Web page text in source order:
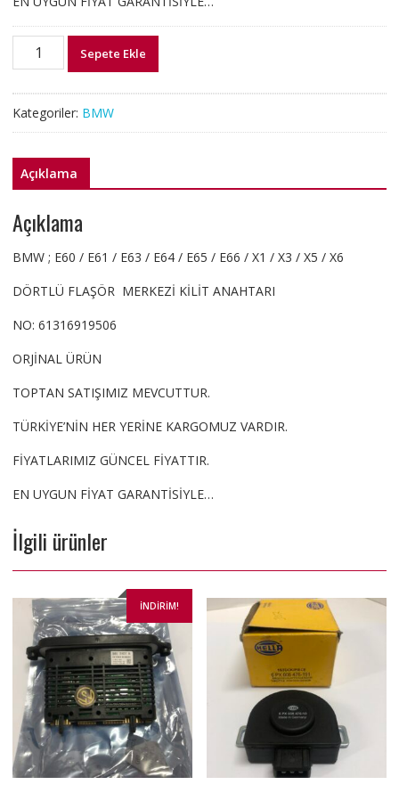
61316919506
E65
FLAŞÖR
MERKEZİ
DÜĞMESİ
adet
Sepete Ekle
Kategoriler: BMW
Açıklama
Açıklama
BMW ; E60 / E61 / E63 / E64 / E65 / E66 / X1 / X3 / X5 / X6
DÖRTLÜ FLAŞÖR MERKEZİ KİLİT ANAHTARI
NO: 61316919506
ORJİNAL ÜRÜN
TOPTAN SATIŞIMIZ MEVCUTTUR.
TÜRKİYE’NİN HER YERİNE KARGOMUZ VARDIR.
FİYATLARIMIZ GÜNCEL FİYATTIR.
EN UYGUN FİYAT GARANTİSİYLE…
İlgili ürünler
İNDIRIM!